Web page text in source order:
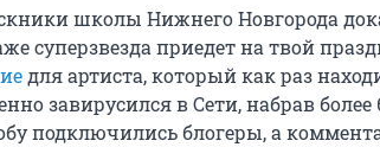
школы Нижнего Новгорода
суперзвезда приедет на твой
для артиста, который как раз
завирусился в Сети, набрав более
подключились блогеры, а